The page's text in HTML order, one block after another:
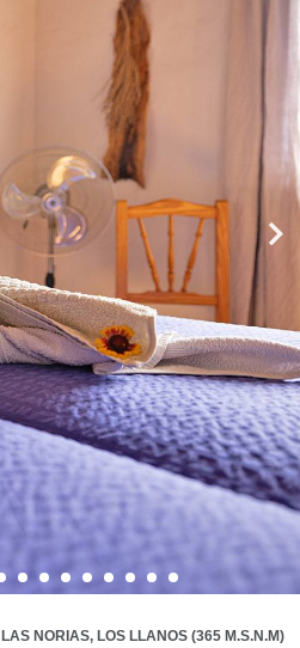
LAS NORIAS, LOS LLANOS (365 M.S.N.M)